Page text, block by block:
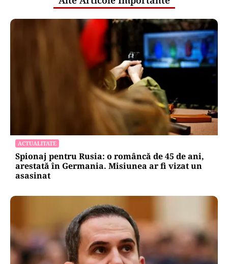
ACTUALITATE
Spionaj pentru Rusia: o româncă de 45 de ani,
arestată în Germania. Misiunea ar fi vizat un
asasinat